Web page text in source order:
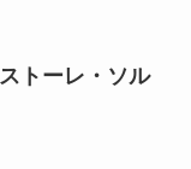
ストーレ・ソル